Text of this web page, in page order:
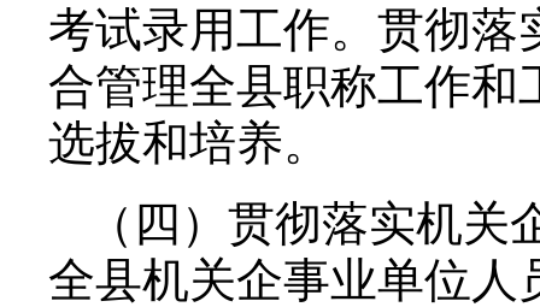
考试录用工作。贯彻落
合管理全县职称工作和
选拔和培养。
（四）贯彻落实机
全县机关企事业单位人